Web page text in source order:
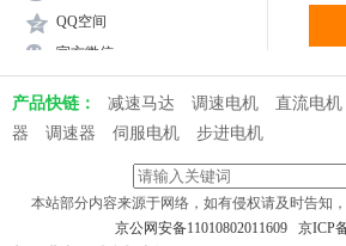
QQ空间
官方微信
产品快链： 减速马达 调速电机 直流电机
器
调速器 伺服电机 步进电机
本站部分内容来源于网络，如有侵权请及时告知
京公网安备11010802011609 京ICP